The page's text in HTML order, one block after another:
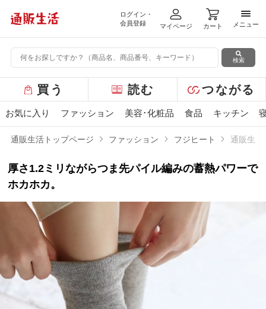
ログイン・
会員登録
マイページ カート
メニ
メニュー
検索
ー
バ
ュ
ー
買う 読む つながる
お気に入り ファッション 美容･化粧品 食品 キッチン
通販生活トップページ ファッション フジヒート 通販生活
厚さ1.2ミリながらつま先パイル編みの蓄熱パワーで
ホカホカ。